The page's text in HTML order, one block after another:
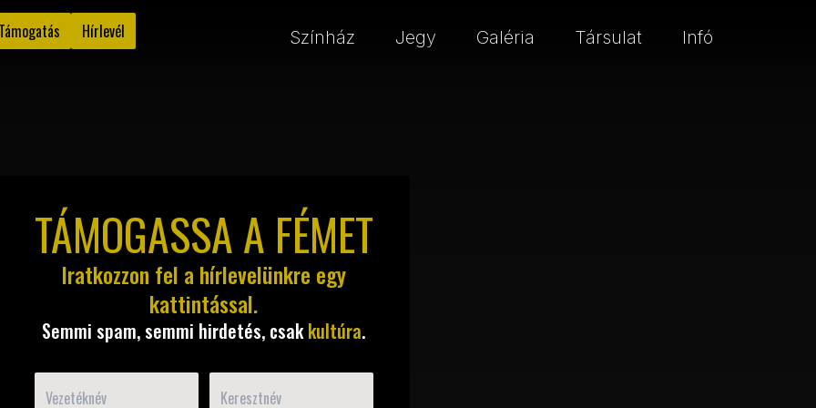
Hírlevél Színház Jegy Galéria Társulat Infó
TÁMOGASSA A FÉMET
Iratkozzon fel a hírlevelünkre egy
kattintással.
Semmi spam, semmi hirdetés, csakkultúra.